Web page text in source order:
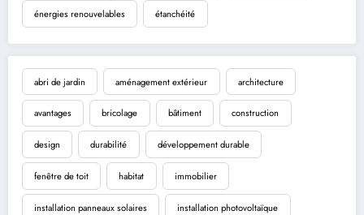
énergies renouvelables étanchéité
abri de jardin aménagement extérieur architecture
avantages bricolage bâtiment construction
design durabilité développement durable
fenêtre de toit habitat immobilier
installation panneaux solaires installation photovoltaïque